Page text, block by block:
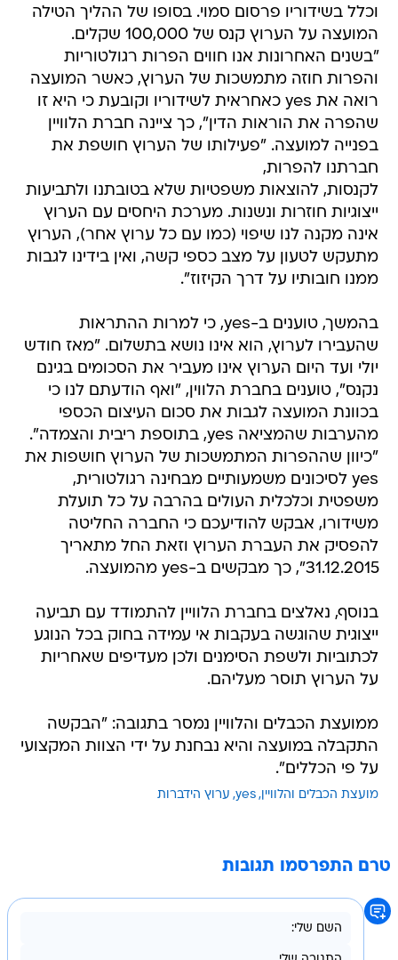
וכלל בשידוריו פרסום סמוי. בסופו של ההליך הטילה
המועצה על הערוץ קנס של 100,000 שקלים.
"בשנים האחרונות אנו חווים הפרות רגולטוריות
והפרות חוזה מתמשכות של הערוץ, כאשר המועצה
רואה את yes כאחראית לשידוריו וקובעת כי היא זו
שהפרה את הוראות הדין", כך ציינה חברת הלוויין
בפנייה למועצה. "פעילותו של הערוץ חושפת את
חברתנו להפרות,
לקנסות, להוצאות משפטיות שלא בטובתנו ולתביעות
ייצוגיות חוזרות ונשנות. מערכת היחסים עם הערוץ
אינה מקנה לנו שיפוי (כמו עם כל ערוץ אחר), הערוץ
מתעקש לטעון על מצב כספי קשה, ואין בידינו לגבות
ממנו חובותיו על דרך הקיזוז".
בהמשך, טוענים ב-yes, כי למרות ההתראות
שהעבירו לערוץ, הוא אינו נושא בתשלום. "מאז חודש
יולי ועד היום הערוץ אינו מעביר את הסכומים בגינם
נקנס", טוענים בחברת הלווין, "ואף הודעתם לנו כי
בכוונת המועצה לגבות את סכום העיצום הכספי
מהערבות שהמציאה yes, בתוספת ריבית והצמדה".
"כיוון שההפרות המתמשכות של הערוץ חושפות את
yes לסיכונים משמעותיים מבחינה רגולטורית,
משפטית וכלכלית העולים בהרבה על כל תועלת
משידורו, אבקש להודיעכם כי החברה החליטה
להפסיק את העברת הערוץ וזאת החל מתאריך
31.12.2015", כך מבקשים ב-yes מהמועצה.
בנוסף, נאלצים בחברת הלוויין להתמודד עם תביעה
ייצוגית שהוגשה בעקבות אי עמידה בחוק בכל הנוגע
לכתוביות ולשפת הסימנים ולכן מעדיפים שאחריות
על הערוץ תוסר מעליהם.
ממועצת הכבלים והלוויין נמסר בתגובה: "הבקשה
התקבלה במועצה והיא נבחנת על ידי הצוות המקצועי
על פי הכללים".
מועצת הכבלים והלוויין yes ערוץ הידברות
טרם התפרסמו תגובות